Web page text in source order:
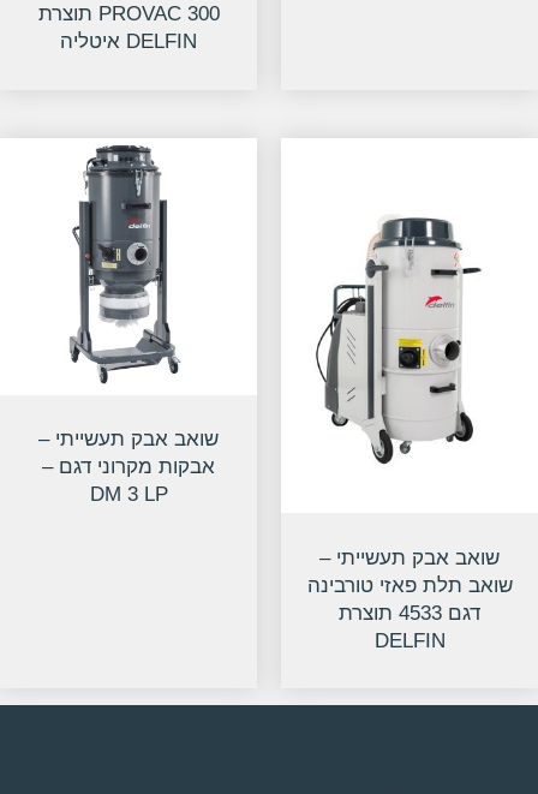
PROVAC 300 תוצרת
DELFIN איטליה
שואב אבק תעשייתי –
שואב תלת פאזי טורבינה
דגם 4533 תוצרת
DELFIN
שואב אבק תעשייתי –
אבקות מקרוני דגם –
DM 3 LP